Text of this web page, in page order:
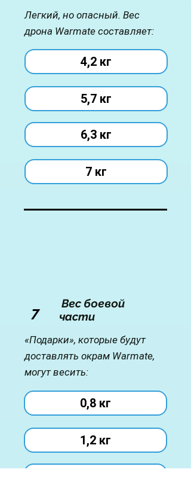
Легкий, но опасный. Вес
дрона Warmate составляет:
4,2 кг
5,7 кг
6,3 кг
7 кг
7
Вес боевой
части
«Подарки», которые будут
доставлять окрам Warmate,
могут весить:
0,8 кг
1,2 кг